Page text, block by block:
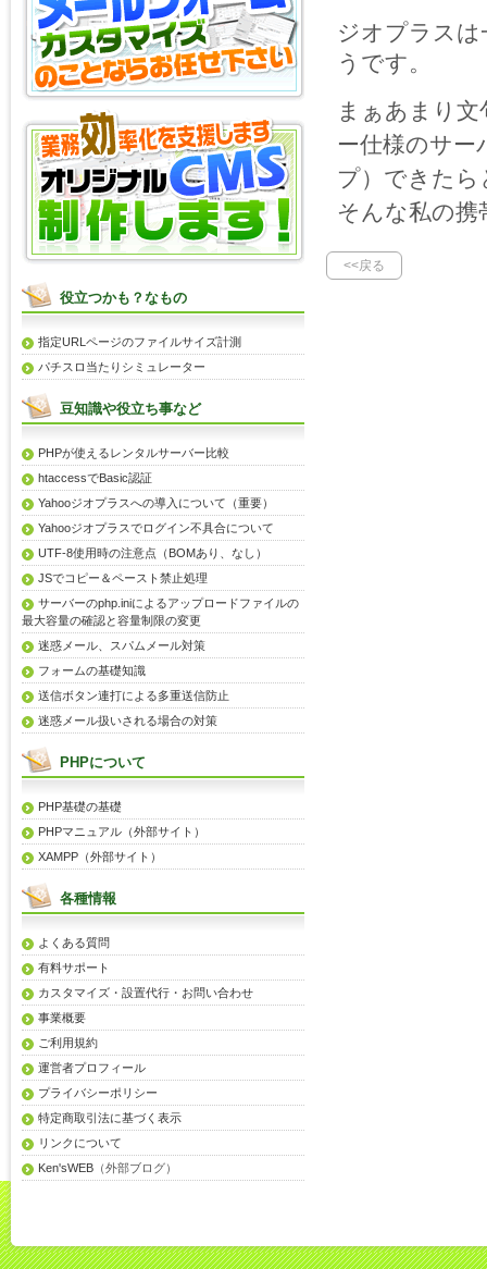
ジオプラス
うです。
まぁあまり
ー仕様のサ
プ）できたら
そんな私の携
<<戻る
役立つかも？なもの
指定URLページのファイルサイズ計測
パチスロ当たりシミュレーター
豆知識や役立ち事など
PHPが使えるレンタルサーバー比較
htaccessでBasic認証
Yahooジオプラスへの導入について（重要）
Yahooジオプラスでログイン不具合について
UTF-8使用時の注意点（BOMあり、なし）
JSでコピー＆ペースト禁止処理
サーバーのphp.iniによるアップロードファイルの
最大容量の確認と容量制限の変更
迷惑メール、スパムメール対策
フォームの基礎知識
送信ボタン連打による多重送信防止
迷惑メール扱いされる場合の対策
PHPについて
PHP基礎の基礎
PHPマニュアル（外部サイト）
XAMPP（外部サイト）
各種情報
よくある質問
有料サポート
カスタマイズ・設置代行・お問い合わせ
事業概要
ご利用規約
運営者プロフィール
プライバシーポリシー
特定商取引法に基づく表示
リンクについて
Ken'sWEB （外部ブログ）